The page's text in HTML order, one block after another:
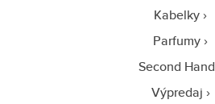
Kabelky
Parfumy
Second Hand
Výpredaj